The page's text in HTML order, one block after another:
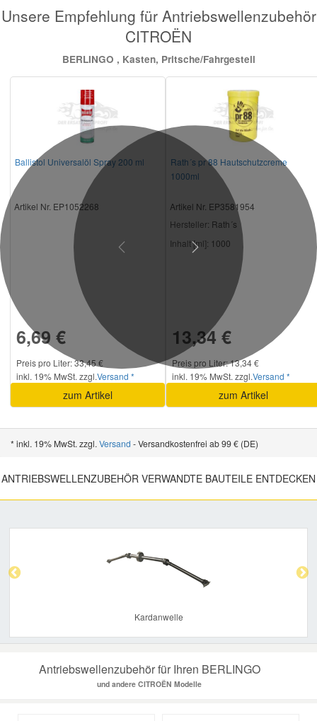
Unsere Empfehlung für Antriebswellenzubehör
CITROËN
BERLINGO , Kasten, Pritsche/Fahrgestell
Ballistol Universalöl Spray 200 ml
Artikel Nr. EP1052268
6,69 €
Preis pro Liter: 33,45 €
inkl. 19% MwSt. zzgl.Versand *
zum Artikel
Rath´s pr 88 Hautschutzcreme
1000ml
Artikel Nr. EP3581954
Hersteller: Rath´s
Inhalt [ml]: 1000
13,34 €
Preis pro Liter: 13,34 €
inkl. 19% MwSt. zzgl.Versand *
zum Artikel
Previous Next
* inkl. 19% MwSt. zzgl. Versand - Versandkostenfrei ab 99 € (DE)
ANTRIEBSWELLENZUBEHÖR VERWANDTE BAUTEILE ENTDECKEN
Kardanwelle
Antriebswellenzubehör für Ihren BERLINGO
und andere CITROËN Modelle